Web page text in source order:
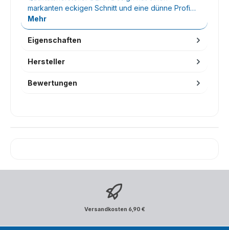
markanten eckigen Schnitt und eine dünne Profi…
Mehr
Eigenschaften
Hersteller
Bewertungen
Versandkosten 6,90 €